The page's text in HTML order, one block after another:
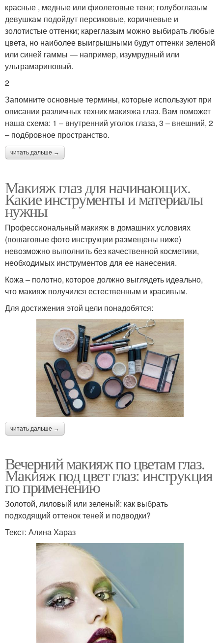
красные , медные или фиолетовые тени; голубоглазым
девушкам подойдут персиковые, коричневые и
золотистые оттенки; кареглазым можно выбирать любые
цвета, но наиболее выигрышными будут оттенки зеленой
или синей гаммы — например, изумрудный или
ультрамариновый.
2
Запомните основные термины, которые используют при
описании различных техник макияжа глаз. Вам поможет
наша схема: 1 – внутренний уголок глаза, 3 – внешний, 2
– подбровное пространство.
читать дальше →
Макияж глаз для начинающих.
Какие инструменты и материалы
нужны
Профессиональный макияж в домашних условиях
(пошаговые фото инструкции размещены ниже)
невозможно выполнить без качественной косметики,
необходимых инструментов для ее нанесения.
Кожа – полотно, которое должно выглядеть идеально,
что макияж получился естественным и красивым.
Для достижения этой цели понадобятся:
читать дальше →
Вечерний макияж по цветам глаз.
Макияж под цвет глаз: инструкция
по применению
Золотой, лиловый или зеленый: как выбрать
подходящий оттенок теней и подводки?
Текст: Алина Хараз